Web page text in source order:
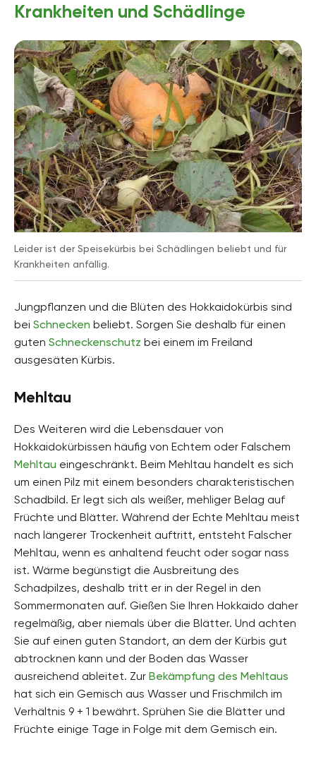
Krankheiten und Schädlinge
Leider ist der Speisekürbis bei Schädlingen beliebt und für
Krankheiten anfällig.
Jungpflanzen und die Blüten des Hokkaidokürbis sind
bei Schnecken beliebt. Sorgen Sie deshalb für einen
guten Schneckenschutz bei einem im Freiland
ausgesäten Kürbis.
Mehltau
Des Weiteren wird die Lebensdauer von
Hokkaidokürbissen häufig von Echtem oder Falschem
Mehltau eingeschränkt. Beim Mehltau handelt es sich
um einen Pilz mit einem besonders charakteristischen
Schadbild. Er legt sich als weißer, mehliger Belag auf
Früchte und Blätter. Während der Echte Mehltau meist
nach längerer Trockenheit auftritt, entsteht Falscher
Mehltau, wenn es anhaltend feucht oder sogar nass
ist. Wärme begünstigt die Ausbreitung des
Schadpilzes, deshalb tritt er in der Regel in den
Sommermonaten auf. Gießen Sie Ihren Hokkaido daher
regelmäßig, aber niemals über die Blätter. Und achten
Sie auf einen guten Standort, an dem der Kürbis gut
abtrocknen kann und der Boden das Wasser
ausreichend ableitet. Zur Bekämpfung des Mehltaus
hat sich ein Gemisch aus Wasser und Frischmilch im
Verhältnis 9 + 1 bewährt. Sprühen Sie die Blätter und
Früchte einige Tage in Folge mit dem Gemisch ein.